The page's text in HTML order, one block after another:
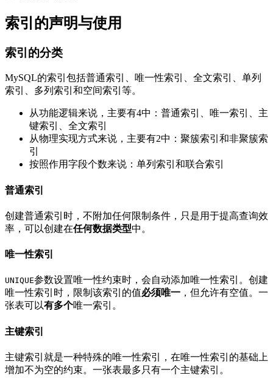
索引的声明与使用
索引的分类
MySQL的索引包括普通索引、唯一性索引、全文索引、单列
索引、多列索引和空间索引等。
从功能逻辑来说，主要有4中：普通索引、唯一索引、主
键索引、全文索引
从物理实现方式来说，主要有2中：聚簇索引和非聚簇索
引
按照作用字段个数来说：单列索引和联合索引
普通索引
创建普通索引时，不附加任何限制条件，只是用于提高查询效
率，可以创建在任何数据类型中。
唯一性索引
UNIQUE参数设置唯一性约束时，会自动添加唯一性索引。创建
唯一性索引时，限制该索引的值必须唯一 ，但允许有空值。一
张表可以有多个唯一索引。
主键索引
主键索引就是一种特殊的唯一性索引，在唯一性索引的基础上
增加不为空的约束。一张表最多只有一个主键索引。